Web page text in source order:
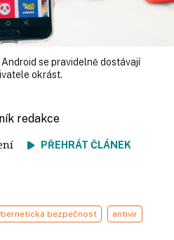
se pravidelně dostávají
okrást.
redakce
PŘEHRÁT ČLÁNEK
bezpečnost antivir